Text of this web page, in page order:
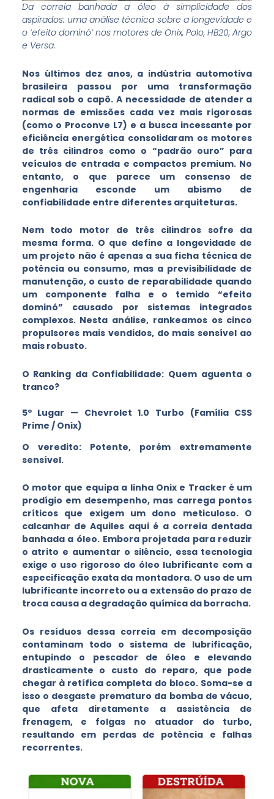
Da correia banhada a óleo à simplicidade dos
aspirados: uma análise técnica sobre a longevidade e
o ‘efeito dominó’ nos motores de Onix, Polo, HB20, Argo
e Versa.
Nos últimos dez anos, a indústria automotiva
brasileira passou por uma transformação
radical sob o capô. A necessidade de atender a
normas de emissões cada vez mais rigorosas
(como o Proconve L7) e a busca incessante por
eficiência energética consolidaram os motores
de três cilindros como o “padrão ouro” para
veículos de entrada e compactos premium. No
entanto, o que parece um consenso de
engenharia esconde um abismo de
confiabilidade entre diferentes arquiteturas.
Nem todo motor de três cilindros sofre da
mesma forma. O que define a longevidade de
um projeto não é apenas a sua ficha técnica de
potência ou consumo, mas a previsibilidade de
manutenção, o custo de reparabilidade quando
um componente falha e o temido “efeito
dominó” causado por sistemas integrados
complexos. Nesta análise, rankeamos os cinco
propulsores mais vendidos, do mais sensível ao
mais robusto.
O Ranking da Confiabilidade: Quem aguenta o
tranco?
5º Lugar — Chevrolet 1.0 Turbo (Família CSS
Prime / Onix)
O veredito: Potente, porém extremamente
sensível.
O motor que equipa a linha Onix e Tracker é um
prodígio em desempenho, mas carrega pontos
críticos que exigem um dono meticuloso. O
calcanhar de Aquiles aqui é a correia dentada
banhada a óleo. Embora projetada para reduzir
o atrito e aumentar o silêncio, essa tecnologia
exige o uso rigoroso do óleo lubrificante com a
especificação exata da montadora. O uso de um
lubrificante incorreto ou a extensão do prazo de
troca causa a degradação química da borracha.
Os resíduos dessa correia em decomposição
contaminam todo o sistema de lubrificação,
entupindo o pescador de óleo e elevando
drasticamente o custo do reparo, que pode
chegar à retífica completa do bloco. Soma-se a
isso o desgaste prematuro da bomba de vácuo,
que afeta diretamente a assistência de
frenagem, e folgas no atuador do turbo,
resultando em perdas de potência e falhas
recorrentes.